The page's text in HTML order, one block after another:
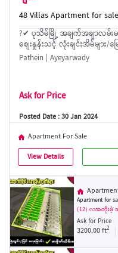
48 Villas Apartment for
?✔ ပုသိမ်မြို့ အချက်အချာလမ်း
စျေးနှုန်းသင့် လုံးချင်းအိမ်များ/
Pathein | Ayeyarwady
Ask for Price
Posted Date : 30 Jan 2024
Apartment For Sale
View Details
Apartment for
(12) လအတိုးမဲ့
Ask for Price
3200.00 ft2